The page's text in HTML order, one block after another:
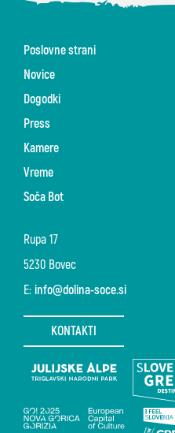
Rupa 17
5230 Bovec
E: info@dolina-soce.si
KONTAKTI
Poslovne strani
Novice
Dogodki
Press
Kamere
Vreme
Soča Bot